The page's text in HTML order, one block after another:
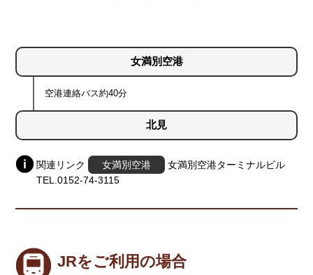
女満別 空港
空港連絡バス約40分
北見
関連リンク 女満別空港
女満別空港ターミナルビル
TEL.0152-74-3115
JRをご利用の場合